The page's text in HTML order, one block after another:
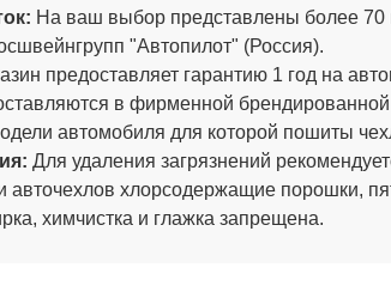
На ваш выбор представлены более 70
"Автопилот" (Россия).
предоставляет гарантию 1 год на
в фирменной
автомобиля для которой пошиты
Для удаления загрязнений
авточехлов хлорсодержащие порошки,
химчистка и глажка запрещена.